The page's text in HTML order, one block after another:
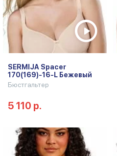
SERMIJA Spacer
170(169)-16-L Бежевый
Бюстгальтер
5 110 р.